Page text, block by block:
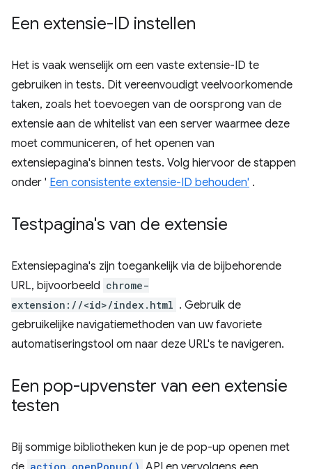
Een extensie-ID instellen
Het is vaak wenselijk om een ​​vaste extensie-ID te
gebruiken in tests. Dit vereenvoudigt veelvoorkomende
taken, zoals het toevoegen van de oorsprong van de
extensie aan de whitelist van een server waarmee deze
moet communiceren, of het openen van
extensiepagina's binnen tests. Volg hiervoor de stappen
onder ' Een consistente extensie-ID behouden' .
Testpagina's van de extensie
Extensiepagina's zijn toegankelijk via de bijbehorende
URL, bijvoorbeeld chrome-
extension://<id>/index.html . Gebruik de
gebruikelijke navigatiemethoden van uw favoriete
automatiseringstool om naar deze URL's te navigeren.
Een pop-upvenster van een extensie
testen
Bij sommige bibliotheken kun je de pop-up openen met